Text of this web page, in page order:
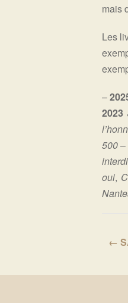
mais
Les
–
2023
500–
oui,
←